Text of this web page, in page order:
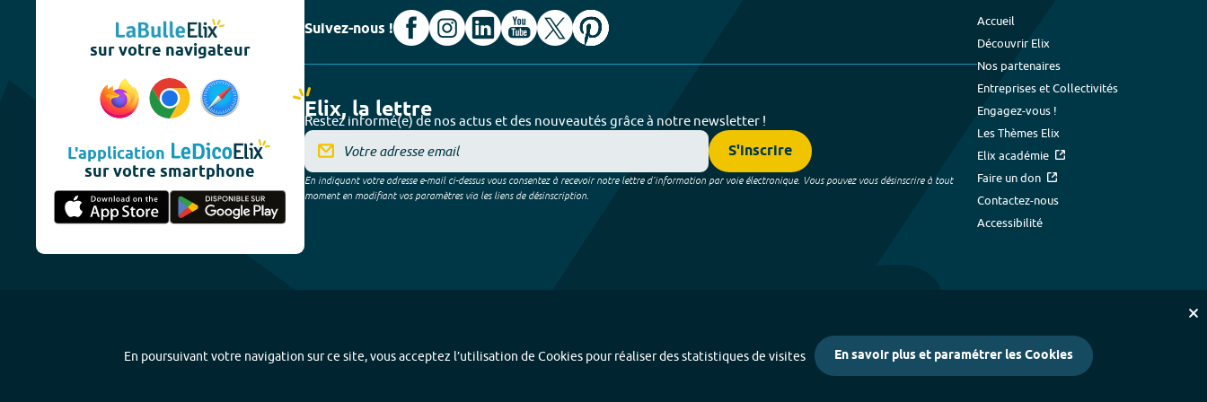
sur votre navigateur
L'application
sur votre smartphone
Suivez-nous !
Elix, la lettre
Restez informé(e) de nos actus et des nouveautés grâce à notre newsletter !
S'inscrire
En indiquant votre adresse e-mail ci-dessus vous consentez à recevoir notre lettre d’information par voie électronique. Vous pouvez vous désinscrire à tout
moment en modifiant vos paramètres via les liens de désinscription.
Accueil
Découvrir Elix
Nos partenaires
Entreprises et Collectivités
Engagez-vous !
Les Thèmes Elix
Elix académie
Faire un don
Contactez-nous
Accessibilité
En poursuivant votre navigation sur ce site, vous acceptez l’utilisation de Cookies pour réaliser des statistiques de visites En savoir plus et paramétrer les Cookies